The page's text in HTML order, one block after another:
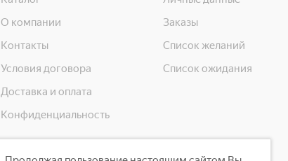
О компании
Контакты
Условия договора
Доставка и оплата
Конфиденциальность
Заказы
Список желаний
Список ожидания